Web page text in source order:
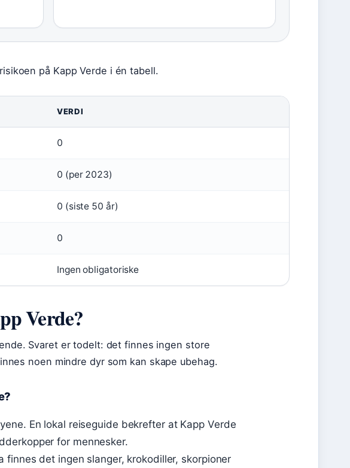
på Kapp Verde i én tabell.
VERDI
0
0 (per 2023)
0 (siste 50 år)
0
Ingen obligatoriske
Verde?
Svaret er todelt: det finnes ingen store
noen mindre dyr som kan skape ubehag.
En lokal reiseguide bekrefter at Kapp Verde
for mennesker.
finnes det ingen slanger, krokodiller, skorpioner